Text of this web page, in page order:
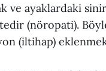
ve ayaklardaki
(nöropati).
(iltihap)